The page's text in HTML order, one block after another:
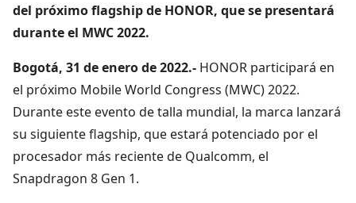
del próximo flagship de HONOR, que se presentará
durante el MWC 2022.
Bogotá, 31 de enero de 2022.- HONOR participará en
el próximo Mobile World Congress (MWC) 2022.
Durante este evento de talla mundial, la marca lanzará
su siguiente flagship, que estará potenciado por el
procesador más reciente de Qualcomm, el
Snapdragon 8 Gen 1.